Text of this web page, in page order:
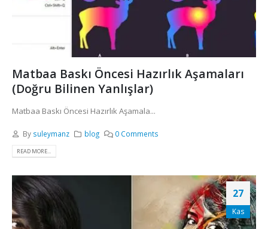
Matbaa Baskı Öncesi Hazırlık Aşamaları
(Doğru Bilinen Yanlışlar)
Matbaa Baskı Öncesi Hazırlık Aşamala...
By suleymanz blog 0 Comments
READ MORE...
27
Kas